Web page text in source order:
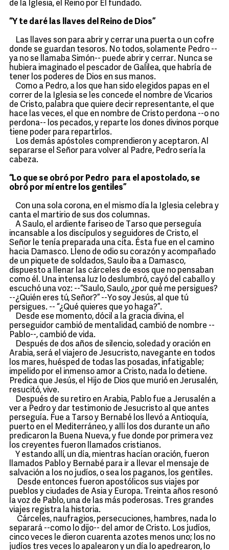
de la Iglesia, el Reino por Él fundado.
“Y te daré las llaves del Reino de Dios”
Las llaves son para abrir y cerrar una puerta o un cofre
donde se guardan tesoros. No todos, solamente Pedro --
ya no se llamaba Simón-- puede abrir y cerrar. Nunca se
hubiera imaginado el pescador de Galilea, que habría de
tener los poderes de Dios en sus manos.
Como a Pedro, a los que han sido elegidos papas en el
correr de la Iglesia se les concede el nombre de Vicarios
de Cristo, palabra que quiere decir representante, el que
hace las veces, el que en nombre de Cristo perdona --o no
perdona-- los pecados, y reparte los dones divinos porque
tiene poder para repartirlos.
Los demás apóstoles comprendieron y aceptaron. Al
separarse el Señor para volver al Padre, Pedro sería la
cabeza.
“Lo que se obró por Pedro para el apostolado, se
obró por mí entre los gentiles”
Con una sola corona, en el mismo día la Iglesia celebra y
canta el martirio de sus dos columnas.
A Saulo, el ardiente fariseo de Tarso que perseguía
incansable a los discípulos y seguidores de Cristo, el
Señor le tenía preparada una cita. Ésta fue en el camino
hacia Damasco. Lleno de odio su corazón y acompañado
de un piquete de soldados, Saulo iba a Damasco,
dispuesto a llenar las cárceles de esos que no pensaban
como él. Una intensa luz lo deslumbró, cayó del caballo y
escuchó una voz: --“Saulo, Saulo, ¿por qué me persigues?
--¿Quién eres tú, Señor?” --Yo soy Jesús, al que tú
persigues. -- “¿Qué quieres que yo haga?”.
Desde ese momento, dócil a la gracia divina, el
perseguidor cambió de mentalidad, cambió de nombre --
Pablo--, cambió de vida.
Después de dos años de silencio, soledad y oración en
Arabia, será el viajero de Jesucristo, navegante en todos
los mares, huésped de todas las posadas, infatigable;
impelido por el inmenso amor a Cristo, nada lo detiene.
Predica que Jesús, el Hijo de Dios que murió en Jerusalén,
resucitó, vive.
Después de su retiro en Arabia, Pablo fue a Jerusalén a
ver a Pedro y dar testimonio de Jesucristo al que antes
perseguía. Fue a Tarso y Bernabé los llevó a Antioquía,
puerto en el Mediterráneo, y allí los dos durante un año
predicaron la Buena Nueva, y fue donde por primera vez
los creyentes fueron llamados cristianos.
Y estando allí, un día, mientras hacían oración, fueron
llamados Pablo y Bernabé para ir a llevar el mensaje de
salvación a los no judíos, o sea los paganos, los gentiles.
Desde entonces fueron apostólicos sus viajes por
pueblos y ciudades de Asia y Europa. Treinta años resonó
la voz de Pablo, una de las más poderosas. Tres grandes
viajes registra la historia.
Cárceles, naufragios, persecuciones, hambres, nada lo
separará --como lo dijo-- del amor de Cristo. Los judíos,
cinco veces le dieron cuarenta azotes menos uno; los no
judíos tres veces lo apalearon y un día lo apedrearon, lo